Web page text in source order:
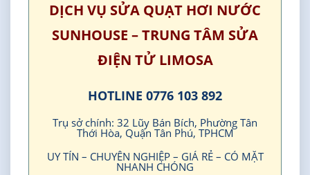
DỊCH VỤ SỬA QUẠT HƠI NƯỚC
SUNHOUSE – TRUNG TÂM SỬA
ĐIỆN TỬ LIMOSA
HOTLINE 0776 103 892
Trụ sở chính: 32 Lũy Bán Bích, Phường Tân
Thới Hòa, Quận Tân Phú, TPHCM
UY TÍN – CHUYÊN NGHIỆP – GIÁ RẺ – CÓ MẶT
NHANH CHÓNG